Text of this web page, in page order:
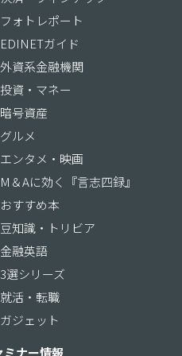
フォトレポート
EDINETガイド
外資系金融機関
投資・マネー
暗号資産
グルメ
エンタメ・映画
M＆Aに効く『言志四録』
おすすめ本
豆知識・トリビア
金融英語
3選シリーズ
就活・転職
ガジェット
ミナー情報